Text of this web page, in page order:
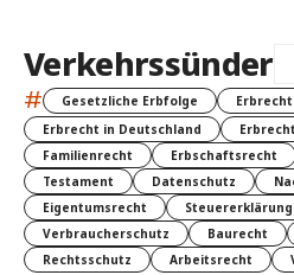
Verkehrssünder
# Gesetzliche Erbfolge Erbrecht
Erbrecht in Deutschland
Familienrecht
Erbschaftsrecht
Testament
Datenschutz
Eigentumsrecht
Steuererklärung
Verbraucherschutz
Baurecht
Rechtsschutz
Arbeitsrecht